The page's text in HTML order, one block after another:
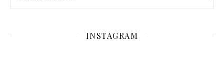
INSTAGRAM